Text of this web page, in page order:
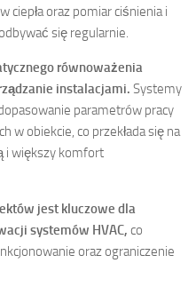
oraz pomiar ciśnienia i
się regularnie.
równoważenia
instalacjami. Systemy
parametrów pracy
w obiekcie, co przekłada się na
i większy komfort
jest kluczowe dla
systemów HVAC, co
oraz ograniczenie